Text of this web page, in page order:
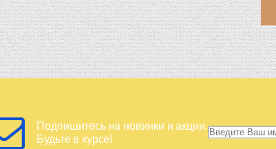
Подпишитесь на новинки и акции.
Будьте в курсе!